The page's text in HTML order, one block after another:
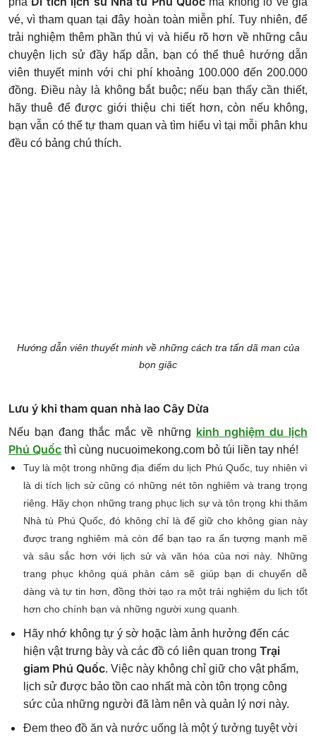
vé, vì tham quan tại đây hoàn toàn miễn phí. Tuy nhiên, để
trải nghiệm thêm phần thú vị và hiểu rõ hơn về những câu
chuyện lịch sử đầy hấp dẫn, bạn có thể thuê hướng dẫn
viên thuyết minh với chi phí khoảng 100.000 đến 200.000
đồng. Điều này là không bắt buộc; nếu bạn thấy cần thiết,
hãy thuê để được giới thiệu chi tiết hơn, còn nếu không,
bạn vẫn có thể tự tham quan và tìm hiểu vì tại mỗi phân khu
đều có bảng chú thích.
Hướng dẫn viên thuyết minh về những cách tra tấn dã man của
bọn giặc
Lưu ý khi tham quan nhà lao Cây Dừa
Nếu bạn đang thắc mắc về những kinh nghiệm du lịch
Phú Quốc thì cùng nucuoimekong.com bỏ túi liền tay nhé!
Tuy là một trong những địa điểm du lịch Phú Quốc, tuy nhiên vì
là di tích lịch sử cũng có những nét tôn nghiêm và trang trọng
riêng. Hãy chọn những trang phục lịch sự và tôn trọng khi thăm
Nhà tù Phú Quốc, đó không chỉ là để giữ cho không gian này
được trang nghiêm mà còn để bạn tạo ra ấn tượng mạnh mẽ
và sâu sắc hơn với lịch sử và văn hóa của nơi này. Những
trang phục không quá phản cảm sẽ giúp bạn di chuyển dễ
dàng và tự tin hơn, đồng thời tạo ra một trải nghiệm du lịch tốt
hơn cho chính bạn và những người xung quanh.
Hãy nhớ không tự ý sờ hoặc làm ảnh hưởng đến các
hiện vật trưng bày và các đồ có liên quan trong Trại
giam Phú Quốc. Việc này không chỉ giữ cho vật phẩm,
lịch sử được bảo tồn cao nhất mà còn tôn trọng công
sức của những người đã làm nên và quản lý nơi này.
Đem theo đồ ăn và nước uống là một ý tưởng tuyệt vời